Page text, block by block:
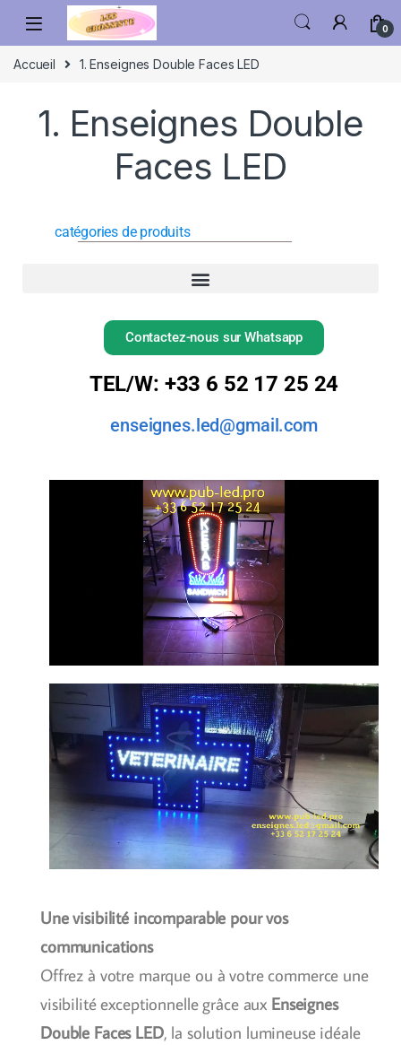
0
Accueil 1. Enseignes Double Faces LED
1. Enseignes Double
Faces LED
catégories de produits
Contactez-nous sur Whatsapp
TEL/W: +33 6 52 17 25 24
enseignes.led@gmail.com
Une visibilité incomparable pour vos
communications
Offrez à votre marque ou à votre commerce une
visibilité exceptionnelle grâce aux Enseignes
Double Faces LED, la solution lumineuse idéale